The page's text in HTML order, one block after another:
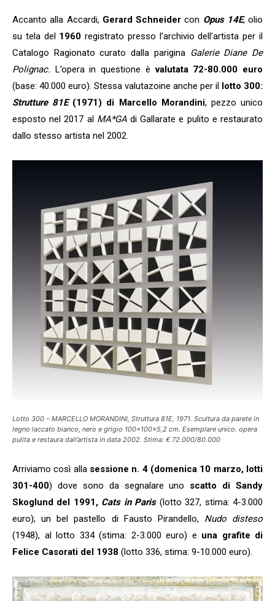
Accanto alla Accardi, Gerard Schneider con Opus 14E, olio
su tela del 1960 registrato presso l’archivio dell’artista per il
Catalogo Ragionato curato dalla parigina Galerie Diane De
Polignac. L’opera in questione èvalutata 72-80.000 euro
(base: 40.000 euro). Stessa valutazoine anche per il lotto 300:
Strutture 81E(1971) di Marcello Morandini, pezzo unico
esposto nel 2017 al MA*GAdi Gallarate e pulito e restaurato
dallo stesso artista nel 2002.
Lotto 300 – MARCELLO MORANDINI, Struttura 81E, 1971. Scultura da parete in
legno laccato bianco, nero e grigio 100x100x5,2 cm. Esemplare unico. opera
pulita e restaura dall’artista in data 2002. Stima: € 72.000/80.000
Arriviamo così allasessione n. 4 (domenica 10 marzo, lotti
301-400) dove sono da segnalare uno scatto di Sandy
Skoglund del 1991, Cats in Paris(lotto 327, stima: 4-3.000
euro); un bel pastello di Fausto Pirandello, Nudo disteso
(1948), al lotto 334 (stima: 2-3.000 euro) e una grafite di
Felice Casorati del 1938 (lotto 336, stima: 9-10.000 euro).